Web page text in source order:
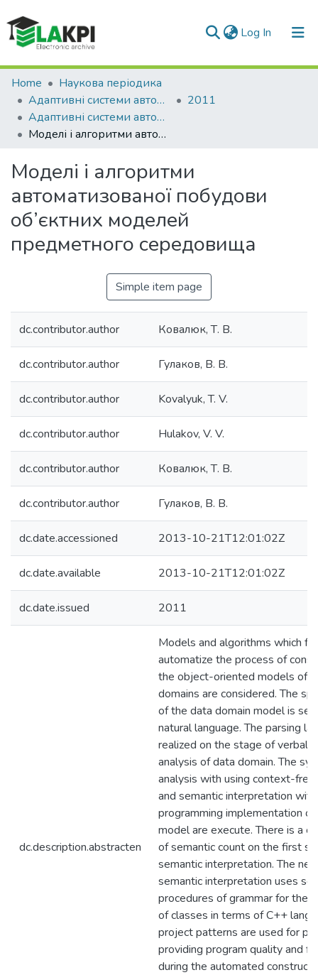
Log In (current)
Communities & Collections
All of DSpace
Statistics
Home
Наукова періодика
Адаптивні системи автоматичного управління
2011
Адаптивні системи автоматичного управління: міжвідомчий науково-технічний збірник, № 18(38)
Моделі і алгоритми автоматизованої побудови об’єктних моделей предметного середовища
Моделі і алгоритми
автоматизованої побудови
об’єктних моделей
предметного середовища
Simple item page
dc.contributor.author Ковалюк, Т. В.
dc.contributor.author Гулаков, В. В.
dc.contributor.author Kovalyuk, T. V.
dc.contributor.author Hulakov, V. V.
dc.contributor.author Ковалюк, Т. В.
dc.contributor.author Гулаков, В. В.
dc.date.accessioned 2013-10-21T12:01:02Z
dc.date.available 2013-10-21T12:01:02Z
dc.date.issued 2011
dc.description.abstracten
Models and algorithms which
automatize the process of
the object-oriented models of
domains are considered. The
of the data domain model is set
natural language. The parsing
realized on the stage of verbal
analysis of data domain. The
analysis with using context-free
and semantic interpretation with
programming implementation
model are execute. There is a
of semantic count on the first
semantic interpretation. The
semantic interpretation uses
procedures of grammar for the
of classes in terms of C++
project patterns are used for
providing program quality and
during the automated